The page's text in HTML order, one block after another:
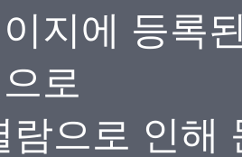
지에 등록
로
람으로 인해